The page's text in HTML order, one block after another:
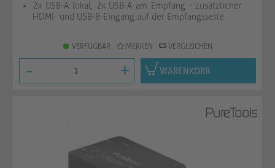
2x USB-A lokal, 2x USB-A am Empfang - zusätzlicher
HDMI- und USB-B-Eingang auf der Empfangsseite
VERFÜGBAR MERKEN VERGLEICHEN
- + WARENKORB